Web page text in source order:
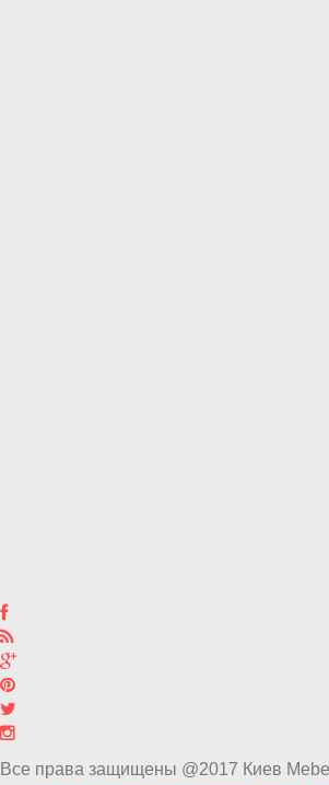
Все права защищены @2017 Киев